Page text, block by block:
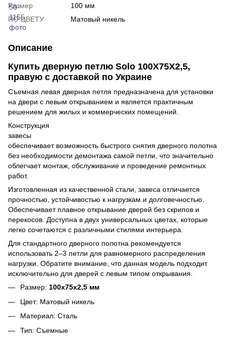
Размер
100 мм
ПО ЦВЕТУ
Матовый никель
Описание
Купить дверную петлю Solo 100Х75Х2,5,
правую с доставкой по Украине
Съемная левая дверная петля предназначена для установки
на двери с левым открыванием и является практичным
решением для жилых и коммерческих помещений.
Конструкция
завесы
обеспечивает возможность быстрого снятия дверного полотна
без необходимости демонтажа самой петли, что значительно
облегчает монтаж, обслуживание и проведение ремонтных
работ.
Изготовленная из качественной стали, завеса отличается
прочностью, устойчивостью к нагрузкам и долговечностью.
Обеспечивает плавное открывание дверей без скрипов и
перекосов. Доступна в двух универсальных цветах, которые
легко сочетаются с различными стилями интерьера.
Для стандартного дверного полотна рекомендуется
использовать 2–3 петли для равномерного распределения
нагрузки. Обратите внимание, что данная модель подходит
исключительно для дверей с левым типом открывания.
Размер: 100х75х2,5 мм
Цвет: Матовый никель
Материал: Сталь
Тип: Съемные